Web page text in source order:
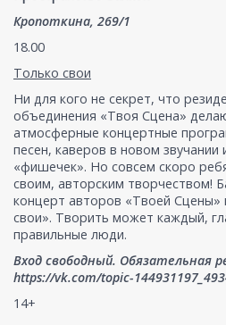
Кропоткина, 269/1
18.00
Только свои
Ни для кого не секрет, что
объединения «Твоя Сцена»
атмосферные концертные
песен, каверов в новом звучании
«фишечек». Но совсем скоро
своим, авторским творчеством!
концерт авторов «Твоей Сцены»
свои». Творить может каждый,
правильные люди.
Вход свободный. Обязательная
https://vk.com/topic-
14+